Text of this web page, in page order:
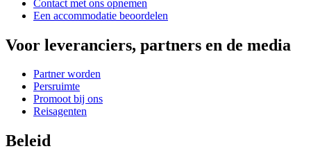
Contact met ons opnemen
Een accommodatie beoordelen
Voor leveranciers, partners en de media
Partner worden
Persruimte
Promoot bij ons
Reisagenten
Beleid